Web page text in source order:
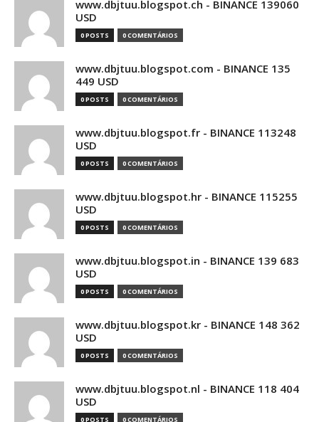
www.dbjtuu.blogspot.ch - BINANCE 139060
USD
0 POSTS 0 COMENTÁRIOS
www.dbjtuu.blogspot.com - BINANCE 135
449 USD
0 POSTS 0 COMENTÁRIOS
www.dbjtuu.blogspot.fr - BINANCE 113248
USD
0 POSTS 0 COMENTÁRIOS
www.dbjtuu.blogspot.hr - BINANCE 115255
USD
0 POSTS 0 COMENTÁRIOS
www.dbjtuu.blogspot.in - BINANCE 139 683
USD
0 POSTS 0 COMENTÁRIOS
www.dbjtuu.blogspot.kr - BINANCE 148 362
USD
0 POSTS 0 COMENTÁRIOS
www.dbjtuu.blogspot.nl - BINANCE 118 404
USD
0 POSTS 0 COMENTÁRIOS